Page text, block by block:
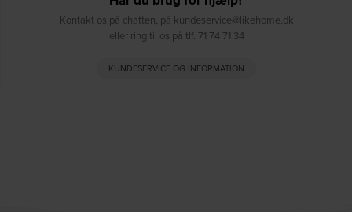
Kontakt os på chatten, på kundeservice@likehome.dk
eller ring til os på tlf. 71 74 71 34
KUNDESERVICE OG INFORMATION